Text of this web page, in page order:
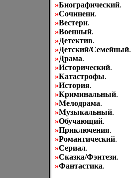
»Биографический.
»Cочинени.
»Вестерн.
»Военный.
»Детектив.
»Детский/Семейный.
»Драма.
»Исторический.
»Катастрофы.
»История.
»Криминальный.
»Мелодрама.
»Музыкальный.
»Обучающий.
»Приключения.
»Романтический.
»Сериал.
»Сказка/Фэнтези.
»Фантастика.